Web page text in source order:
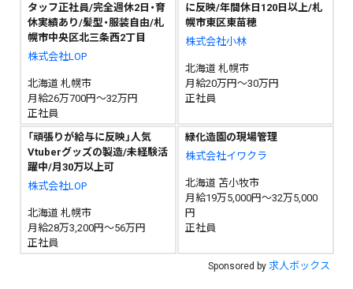
タッフ正社員/完全週休2日・育
休実績あり/髪型・服装自由/札
幌市中央区北三条西2丁目
株式会社LOP
北海道 札幌市
月給26万700円～32万円
正社員
に反映/年間休日120日以上/札
幌市東区東苗穂
株式会社小林
北海道 札幌市
月給20万円～30万円
正社員
「頑張りが給与に反映」人気
Vtuberグッズの製造/未経験活
躍中/月30万以上可
株式会社LOP
北海道 札幌市
月給28万3,200円～56万円
正社員
緑化造園の現場管理
株式会社イワクラ
北海道 苫小牧市
月給19万5,000円～32万5,000
円
正社員
Sponsored by 求人ボックス